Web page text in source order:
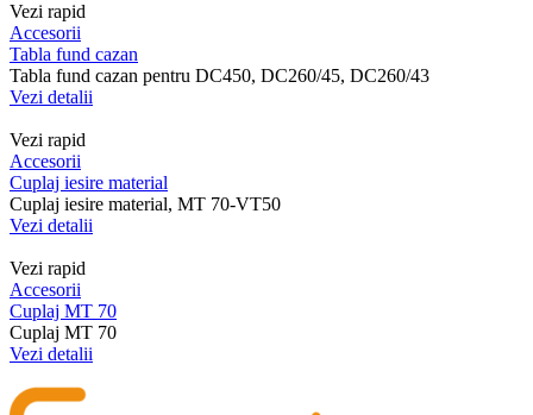
Vezi rapid
Accesorii
Tabla fund cazan
Tabla fund cazan pentru DC450, DC260/45, DC260/43
Vezi detalii
Vezi rapid
Accesorii
Cuplaj iesire material
Cuplaj iesire material, MT 70-VT50
Vezi detalii
Vezi rapid
Accesorii
Cuplaj MT 70
Cuplaj MT 70
Vezi detalii